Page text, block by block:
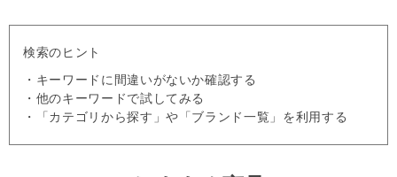
検索のヒント
・キーワードに間違いがないか確認する
・他のキーワードで試してみる
・「カテゴリから探す」や「ブランド一覧」を利用する